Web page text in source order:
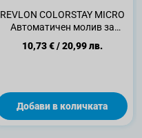
REVLON COLORSTAY MICRO
Автоматичен молив за
10,73 €/20,99 лв.
Добави в количката